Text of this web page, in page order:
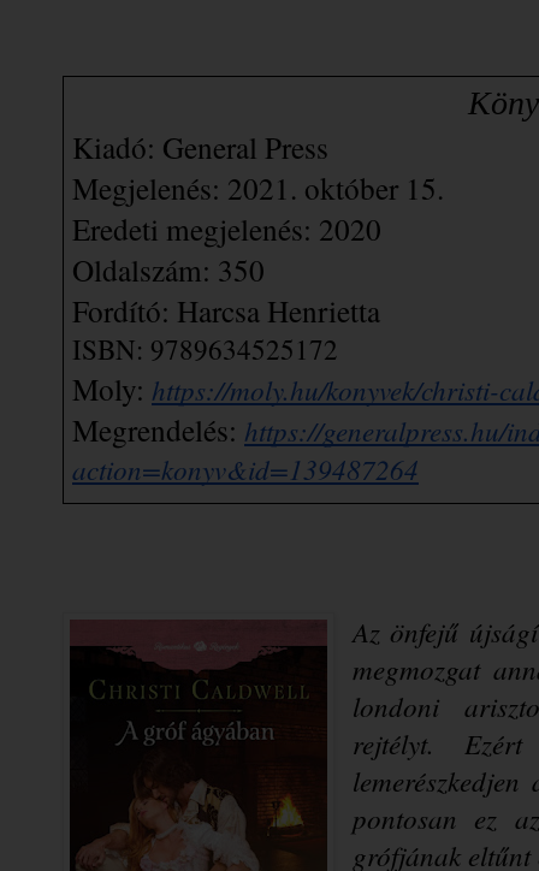
Kiadó: General Press
Megjelenés: 2021. október 15.
Eredeti megjelenés: 2020
Oldalszám: 350
Fordító: Harcsa Henrietta
ISBN: 9789634525172
Moly: https://moly.hu/konyvek/christi-
Megrendelés: https://generalpress.hu/
action=konyv&id=139487264
Az önfejű
megmozgat
londoni
rejtélyt.
pontosan ez